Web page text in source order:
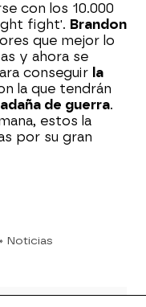
con los 10.000
fight'. Brandon
que mejor lo
y ahora se
conseguir la
la que tendrán
de guerra.
estos la
por su gran
Noticias